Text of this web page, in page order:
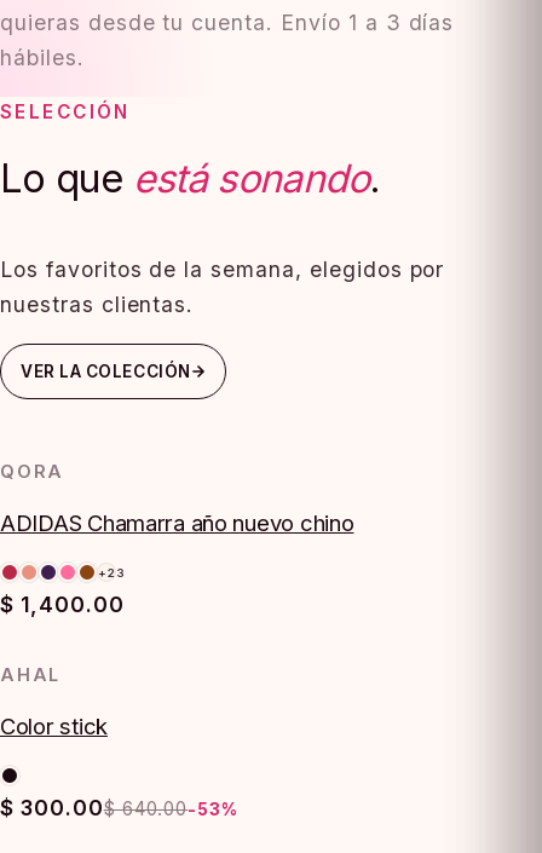
quieras desde tu cuenta. Envío 1 a 3 días
hábiles.
SELECCIÓN
Lo que está sonando.
Los favoritos de la semana, elegidos por
nuestras clientas.
VER LA COLECCIÓN
QORA
ADIDAS Chamarra año nuevo chino
+23
$ 1,400.00
-53%
AHAL
Color stick
$ 300.00$ 640.00-53%